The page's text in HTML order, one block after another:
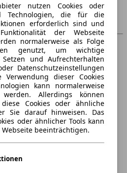
nutzen Cookies oder
Technologien, die für die
erforderlich sind und
der Webseite
normalerweise als Folge
genutzt, um wichtige
und Aufrechterhalten
Datenschutzeinstellungen
dieser Cookies
kann normalerweise
Allerdings können
Cookies oder ähnliche
Sie darauf hinweisen. Das
oder ähnlicher Tools kann
beeinträchtigen.